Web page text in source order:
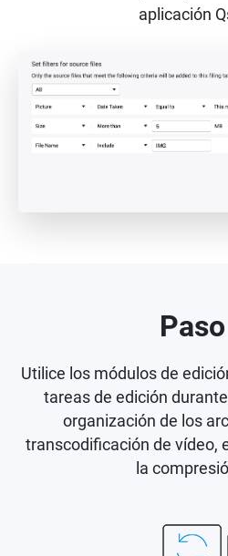
aplicación
Utilice los módulos de
tareas de edición
organización de los
transcodificación de vídeo,
la